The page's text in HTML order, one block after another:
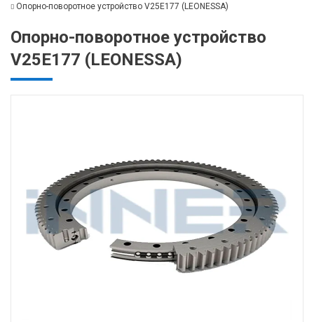
Опорно-поворотное устройство V25E177 (LEONESSA)
Опорно-поворотное устройство
V25E177 (LEONESSA)